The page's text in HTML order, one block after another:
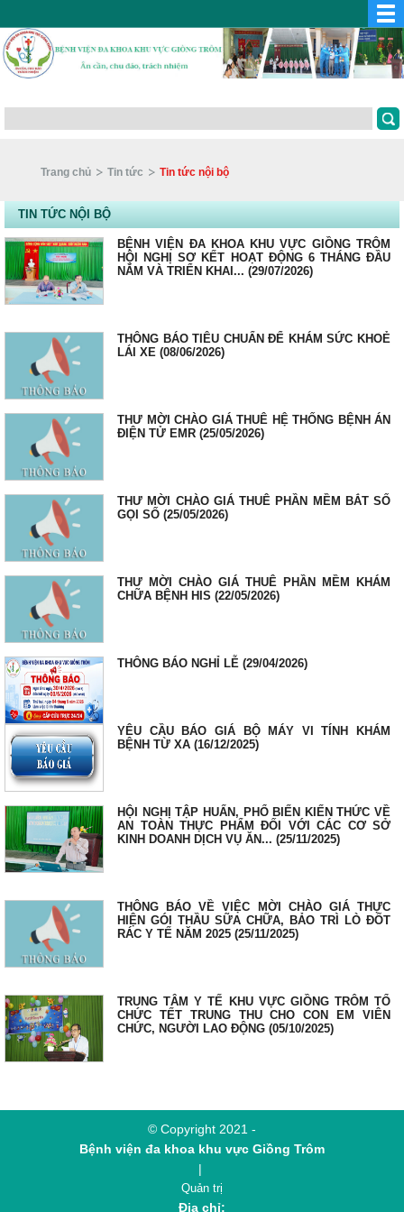
Trang chủ Tin tức Tin tức nội bộ
TIN TỨC NỘI BỘ
BỆNH VIỆN ĐA KHOA KHU VỰC GIỒNG TRÔM
HỘI NGHỊ SƠ KẾT HOẠT ĐỘNG 6 THÁNG ĐẦU
NĂM VÀ TRIỂN KHAI... (29/07/2026)
THÔNG BÁO TIÊU CHUẨN ĐỂ KHÁM SỨC KHOẺ
LÁI XE (08/06/2026)
THƯ MỜI CHÀO GIÁ THUÊ HỆ THỐNG BỆNH ÁN
ĐIỆN TỬ EMR (25/05/2026)
THƯ MỜI CHÀO GIÁ THUÊ PHẦN MỀM BẮT SỐ
GỌI SỐ (25/05/2026)
THƯ MỜI CHÀO GIÁ THUÊ PHẦN MỀM KHÁM
CHỮA BỆNH HIS (22/05/2026)
THÔNG BÁO NGHỈ LỄ (29/04/2026)
YÊU CẦU BÁO GIÁ BỘ MÁY VI TÍNH KHÁM
BỆNH TỪ XA (16/12/2025)
HỘI NGHỊ TẬP HUẤN, PHỔ BIẾN KIẾN THỨC VỀ
AN TOÀN THỰC PHẨM ĐỐI VỚI CÁC CƠ SỞ
KINH DOANH DỊCH VỤ ĂN... (25/11/2025)
THÔNG BÁO VỀ VIỆC MỜI CHÀO GIÁ THỰC
HIỆN GÓI THẦU SỮA CHỮA, BẢO TRÌ LÒ ĐỐT
RÁC Y TẾ NĂM 2025 (25/11/2025)
TRUNG TÂM Y TẾ KHU VỰC GIỒNG TRÔM TỔ
CHỨC TẾT TRUNG THU CHO CON EM VIÊN
CHỨC, NGƯỜI LAO ĐỘNG (05/10/2025)
© Copyright 2021 -
Bệnh viện đa khoa khu vực Giồng Trôm
|
Quản trị
Địa chỉ: